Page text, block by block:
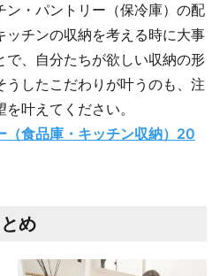
ン・パントリー（保冷庫）の配
ッチンの収納を考える時に大事
で、自分たちが欲しい収納の形
うしたこだわりが叶うのも、注
叶えてください。
（食品庫・キッチン収納）20
め